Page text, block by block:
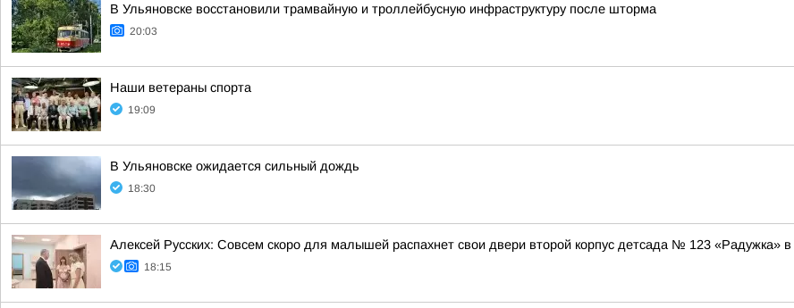
В Ульяновске восстановили трамвайную и троллейбусную инфраструктуру после шторма
20:03
Наши ветераны спорта
19:09
В Ульяновске ожидается сильный дождь
18:30
Алексей Русских: Совсем скоро для малышей распахнет свои двери второй корпус детсада № 123 «Радужка» в
18:15